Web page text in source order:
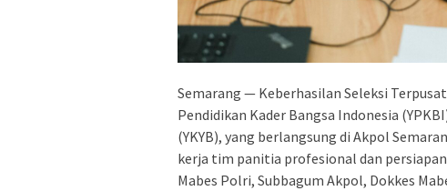
Semarang — Keberhasilan Seleksi Terpusat
Pendidikan Kader Bangsa Indonesia
(YKYB), yang berlangsung di Akpol
kerja tim panitia profesional dan
Mabes Polri, Subbagum Akpol, Dokkes